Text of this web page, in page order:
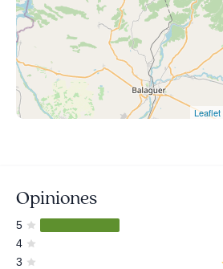
Leaflet
Opiniones
5
4
3